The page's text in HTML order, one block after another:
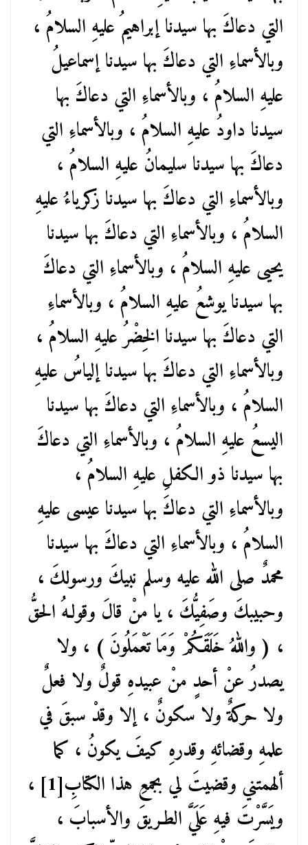
التي دعاكَ بها سيدنا إبراهيمُ عليهِ السلامُ ،
وبالأسماءِ التي دعاكَ بها سيدنا إسماعيلُ
عليهِ السلامُ ، وبالأسماءِ التي دعاكَ بها
سيدنا داودُ عليهِ السلامُ ، وبالأسماءِ التي
دعاكَ بها سيدنا سليمانُ عليهِ السلامُ ،
وبالأسماءِ التي دعاكَ بها سيدنا زكرياءُ عليهِ
السلامُ ، وبالأسماءِ التي دعاكَ بها سيدنا
يحيى عليهِ السلامُ ، وبالأسماءِ التي دعاكَ
بها سيدنا يوشعُ عليهِ السلامُ ، وبالأسماءِ
التي دعاكَ بها سيدنا الخِضْرُ عليهِ السلامُ ،
وبالأسماءِ التي دعاكَ بها سيدنا إلياسُ عليهِ
السلامُ ، وبالأسماءِ التي دعاكَ بها سيدنا
اليسعُ عليهِ السلامُ ، وبالأسماءِ التي دعاكَ
بها سيدنا ذو الكفلِ عليهِ السلامُ ،
وبالأسماءِ التي دعاكَ بها سيدنا عيسى عليهِ
السلامُ ، وبالأسماءِ التي دعاكَ بها سيدنا
محمدٌ صلى الله عليه وسلم نبيكَ ورسولكَ ،
وحبيبكَ وصَفِيُّكَ ، يا منْ قالَ وقولـهُ الحقُّ
، ( واللهُ خَلَقَـكُمْ وَمَا تَعْمَلُونَ ) ، ولا
يصدرُ عنْ أحدٍ منْ عبيدهِ قولٌ ولا فعلٌ
ولا حركةٌ ولا سكونٌ ، إلا وقدْ سبقَ في
علمهِ وقضائهِ وقدرهِ كيفَ يكونُ ، كما
ألهمتني وقضيتَ لي بجمعِ هذا الكتابِ[1] ،
ويَسَّرْتَ فيهِ عَلَيَّ الطـريقَ والأسبابَ ،